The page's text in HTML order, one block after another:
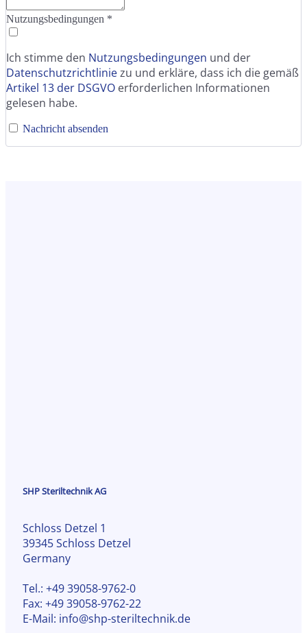
Nutzungsbedingungen *
Ich stimme den Nutzungsbedingungen und der
Datenschutzrichtliniezu und erkläre, dass ich die gemäß
Artikel 13 der DSGVO erforderlichen Informationen
gelesen habe.
Nachricht absenden
SHP Steriltechnik AG
Schloss Detzel 1
39345 Schloss Detzel
Germany
Tel.: +49 39058-9762-0
Fax: +49 39058-9762-22
E-Mail: info@shp-steriltechnik.de